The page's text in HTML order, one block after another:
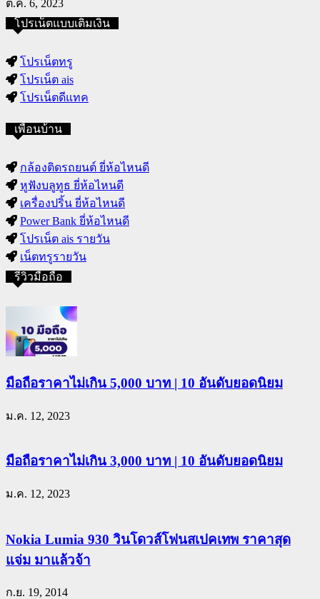
ต.ค. 6, 2023
โปรเน็ตแบบเติมเงิน
โปรเน็ตทรู
โปรเน็ต ais
โปรเน็ตดีแทค
เพื่อนบ้าน
กล้องติดรถยนต์ ยี่ห้อไหนดี
หูฟังบลูทูธ ยี่ห้อไหนดี
เครื่องปริ้น ยี่ห้อไหนดี
Power Bank ยี่ห้อไหนดี
โปรเน็ต ais รายวัน
เน็ตทรูรายวัน
รีวิวมือถือ
มือถือราคาไม่เกิน 5,000 บาท | 10 อันดับยอดนิยม
ม.ค. 12, 2023
มือถือราคาไม่เกิน 3,000 บาท | 10 อันดับยอดนิยม
ม.ค. 12, 2023
Nokia Lumia 930 วินโดวส์โฟนสเปคเทพ ราคาสุด
แจ่ม มาแล้วจ้า
ก.ย. 19, 2014